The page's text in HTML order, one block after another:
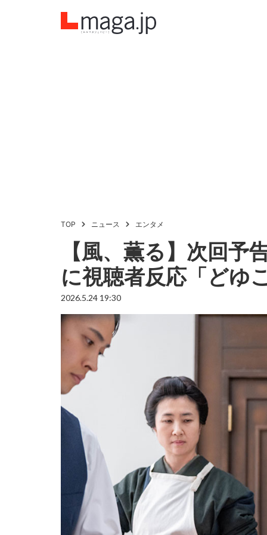
TOP ニュース エンタメ
【風、薫る】次回
に視聴者反応「どゆ
2026.5.24 19:30